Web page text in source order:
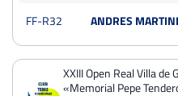
XXIII Open Real Villa de
Tendero»
Del 04 al 10 de agosto,
Octavos
FF-R32
ANDRES
XXIII Open Real Villa de
«Memorial Pepe